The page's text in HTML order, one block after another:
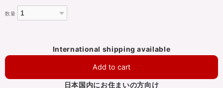
数量
International shipping available
Add to cart
日本国内にお住まいの方向け